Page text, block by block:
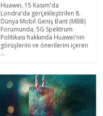
Huawei, 15 Kasım'da
Londra'da gerçekleştirilen 8.
Dünya Mobil Geniş Bant (MBB)
Forumunda, 5G Spektrum
Politikası hakkında Huawei'nin
görüşlerini ve önerilerini içeren
...